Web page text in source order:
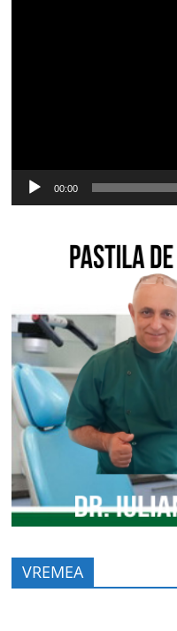
00:00
VREMEA